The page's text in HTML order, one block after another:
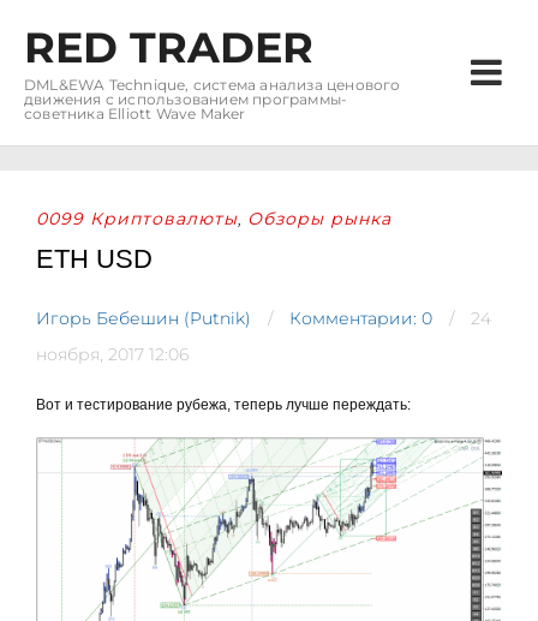
RED TRADER
DML&EWA Technique, система анализа ценового
движения с использованием программы-
советника Elliott Wave Maker
0099 Криптовалюты, Обзоры рынка
ETH USD
Игорь Бебешин (Putnik) Комментарии: 0
24
ноября, 2017 12:06
Вот и тестирование рубежа, теперь лучше переждать: